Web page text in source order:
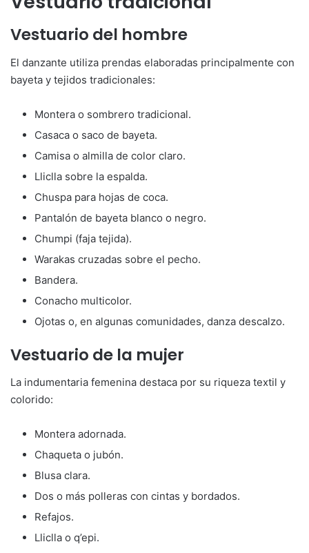
Vestuario del hombre
El danzante utiliza prendas elaboradas principalmente con
bayeta y tejidos tradicionales:
Montera o sombrero tradicional.
Casaca o saco de bayeta.
Camisa o almilla de color claro.
Lliclla sobre la espalda.
Chuspa para hojas de coca.
Pantalón de bayeta blanco o negro.
Chumpi (faja tejida).
Warakas cruzadas sobre el pecho.
Bandera.
Conacho multicolor.
Ojotas o, en algunas comunidades, danza descalzo.
Vestuario de la mujer
La indumentaria femenina destaca por su riqueza textil y
colorido:
Montera adornada.
Chaqueta o jubón.
Blusa clara.
Dos o más polleras con cintas y bordados.
Refajos.
Lliclla o q’epi.